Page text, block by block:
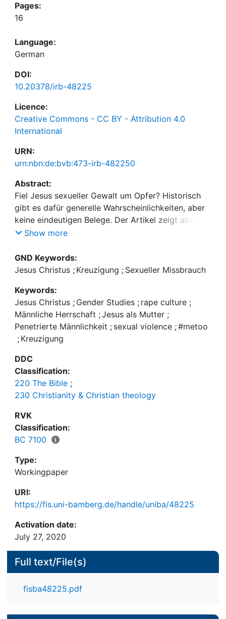
Pages:
16
Language:
German
DOI:
10.20378/irb-48225
Licence:
Creative Commons - CC BY - Attribution 4.0
International
URN:
urn:nbn:de:bvb:473-irb-482250
Abstract:
Fiel Jesus sexueller Gewalt um Opfer? Historisch
gibt es dafür generelle Wahrscheinlichkeiten, aber
keine eindeutigen Belege. Der Artikel zeigt aber,
dass die Kreuzigung im patriarchalen Kultur-Code
zu verstehen ist und insofern auf jeden Fall einen
Akt sexualisierter Gewalt darstellt. Das Thema der
Christentum weitergeschrieben und blieb dauerhaft
mit dem Leiden und Sterben Jesu verbunden.
Auffällig ist, dass die Betonung der Weiblichkeit
Gottes/ Christi nicht zu einer Teilhabe von realen
Frauen an der Pastoralmacht der Kirche führte.
Show more
GND Keywords:
Jesus Christus ; Kreuzigung ; Sexueller Missbrauch
Keywords:
Jesus Christus ; Gender Studies ; rape culture ;
Männliche Herrschaft ;Jesus als Mutter ;
Penetrierte Männlichkeit ; sexual violence ;#metoo
; Kreuzigung
DDC
Classification:
220 The Bible ;
230 Christianity & Christian theology
RVK
Classification:
BC 7100
Type:
Workingpaper
URI:
https://fis.uni-bamberg.de/handle/uniba/48225
Activation date:
July 27, 2020
Full text/File(s)
fisba48225.pdf